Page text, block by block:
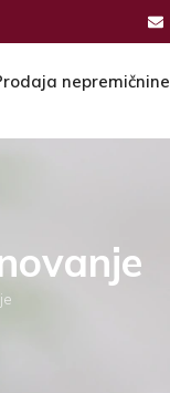
nepremičnine